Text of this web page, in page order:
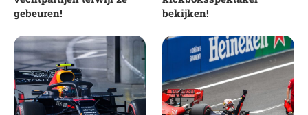
gebeuren!
bekijken!